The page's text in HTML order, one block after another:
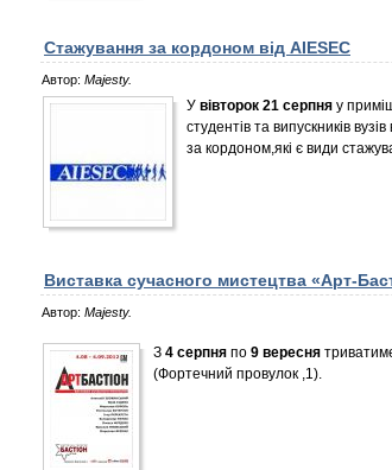
Стажування за кордоном від AIESEC
Автор: Majesty.
У вівторок 21 серпня у
студентів та випускників
за кордоном,які є види
Виставка сучасного мистецтва «Арт-
Автор: Majesty.
З 4 серпня по 9 вересня
(Фортечний провулок ,1).